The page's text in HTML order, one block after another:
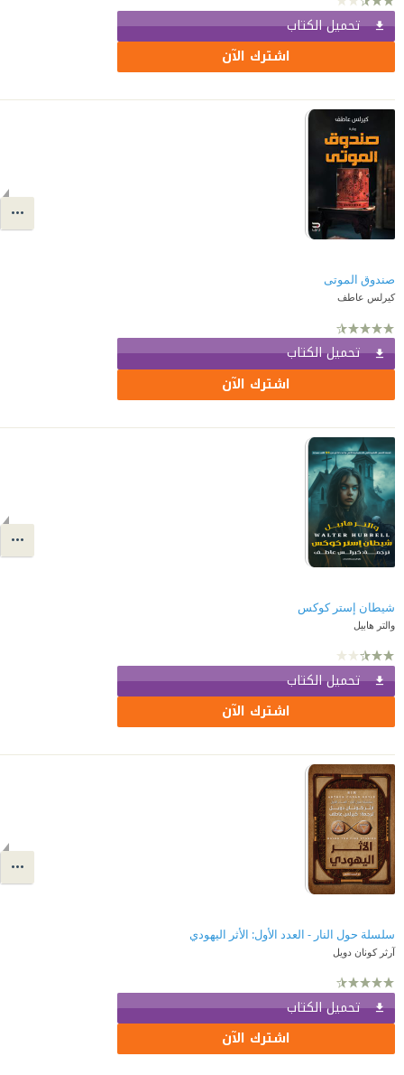
تحميل الكتاب
اشترك الآن
صندوق الموتى
كيرلس عاطف
تحميل الكتاب
اشترك الآن
شيطان إستر كوكس
والتر هابيل
تحميل الكتاب
اشترك الآن
سلسلة حول النار - العدد الأول: الأثر اليهودي
آرثر كونان دويل
تحميل الكتاب
اشترك الآن